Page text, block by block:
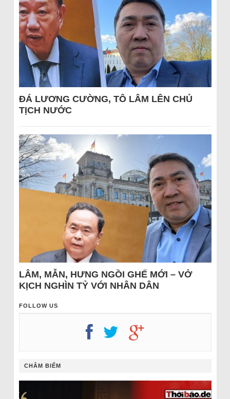
ĐÁ LƯƠNG CƯỜNG, TÔ LÂM LÊN CHỦ
TỊCH NƯỚC
LÂM, MẪN, HƯNG NGỒI GHẾ MỚI – VỞ
KỊCH NGHÌN TỶ VỚI NHÂN DÂN
FOLLOW US
CHÂM BIẾM